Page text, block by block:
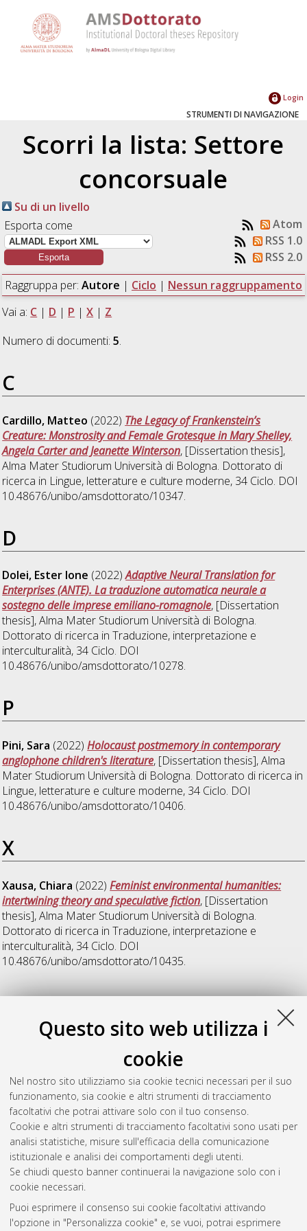
Questo sito web utilizza i
cookie
Nel nostro sito utilizziamo sia cookie tecnici necessari per il suo
funzionamento, sia cookie e altri strumenti di tracciamento
facoltativi che potrai attivare solo con il tuo consenso.
Cookie e altri strumenti di tracciamento facoltativi sono usati per
analisi statistiche, misure sull'efficacia della comunicazione
istituzionale e analisi dei comportamenti degli utenti.
Se chiudi questo banner continuerai la navigazione solo con i
cookie necessari.
Puoi esprimere il consenso sui cookie facoltativi attivando
l'opzione in "Personalizza cookie" e, se vuoi, potrai esprimere
Login
STRUMENTI DI NAVIGAZIONE
Scorri la lista: Settore
concorsuale
Su di un livello
Esporta come
Atom
RSS 1.0
RSS 2.0
Raggruppa per: Autore | Ciclo | Nessun raggruppamento
Vai a: C | D | P |X | Z
Numero di documenti:5.
C
Cardillo, Matteo (2022) The Legacy of Frankenstein’s
Creature: Monstrosity and Female Grotesque in Mary Shelley,
Angela Carter and Jeanette Winterson, [Dissertation thesis],
Alma Mater Studiorum Università di Bologna. Dottorato di
ricerca in Lingue, letterature e culture moderne, 34 Ciclo. DOI
10.48676/unibo/amsdottorato/10347.
D
Dolei, Ester Ione (2022)Adaptive Neural Translation for
Enterprises (ANTE). La traduzione automatica neurale a
sostegno delle imprese emiliano-romagnole, [Dissertation
thesis], Alma Mater Studiorum Università di Bologna.
Dottorato di ricerca inTraduzione, interpretazione e
interculturalità, 34 Ciclo. DOI
10.48676/unibo/amsdottorato/10278.
P
Pini, Sara (2022)Holocaust postmemory in contemporary
anglophone children's literature, [Dissertation thesis], Alma
Mater Studiorum Università di Bologna. Dottorato di ricerca in
Lingue, letterature e culture moderne, 34 Ciclo. DOI
10.48676/unibo/amsdottorato/10406.
X
Xausa, Chiara (2022)Feminist environmental humanities:
intertwining theory and speculative fiction, [Dissertation
thesis], Alma Mater Studiorum Università di Bologna.
Dottorato di ricerca inTraduzione, interpretazione e
interculturalità, 34 Ciclo. DOI
10.48676/unibo/amsdottorato/10435.
Z
Zanasi, Roberta (2022)Victorian letter writing and its
representation in literature and painting: the case study of love
, [Dissertation thesis], Alma Mater Studiorum Università
di Bologna. Dottorato di ricerca inLingue, letterature e culture
moderne, 34 Ciclo. DOI 10.48676/unibo/amsdottorato/10384.
Questa lista e' stata generata ilSun Aug 9 20:36:56 2026
Atom
Rss 1.0